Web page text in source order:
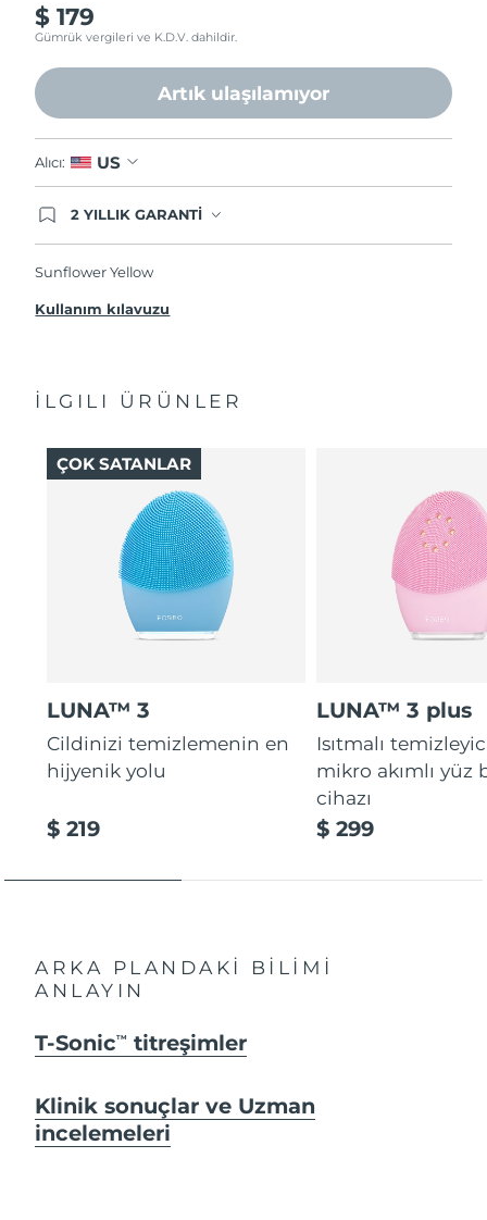
$ 179
Gümrük vergileri ve K.D.V. dahildir.
Artık ulaşılamıyor
Alıcı: US
2 YILLIK GARANTİ
korunmaktadır. Cihazınızla ilgili herhangi bir
alan servisimize ve merkez ofis adresimize
Sunflower Yellow
Kullanım kılavuzu
İLGILI ÜRÜNLER
LUNA™ 3
Cildinizi temizlemenin en
hijyenik yolu
$ 219
ÇOK SATANLAR
LUNA™ 3 plus
Isıtmalı
mikro akımlı yüz
cihazı
$ 299
ARKA PLANDAKİ BİLİMİ
ANLAYIN
T-SonicTM titreşimler
Klinik sonuçlar ve Uzman
incelemeleri